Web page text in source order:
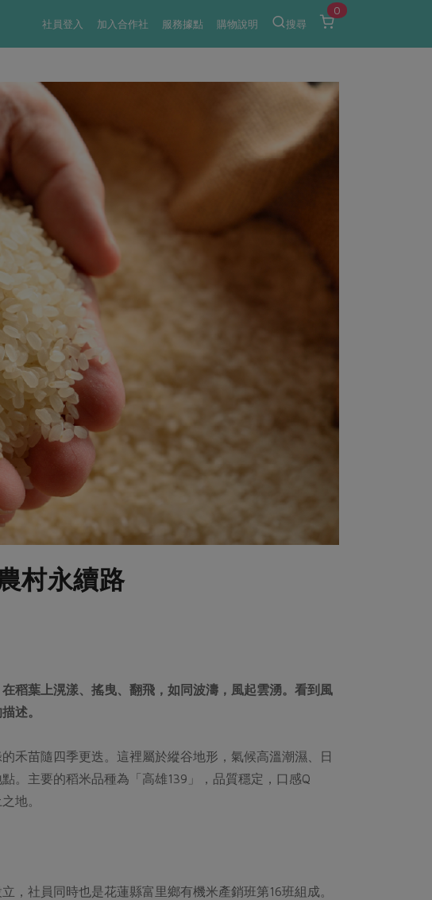
社員登入 加入合作社 服務據點 購物說明 搜尋
0
村永續路
稻葉上滉漾、搖曳、翻飛，如同波濤，風起雲湧。看到風
述。
禾苗隨四季更迭。這裡屬於縱谷地形，氣候高溫潮濕、日
。主要的稻米品種為「高雄139」，品質穩定，口感Q
地。
，社員同時也是花蓮縣富里鄉有機米產銷班第16班組成。